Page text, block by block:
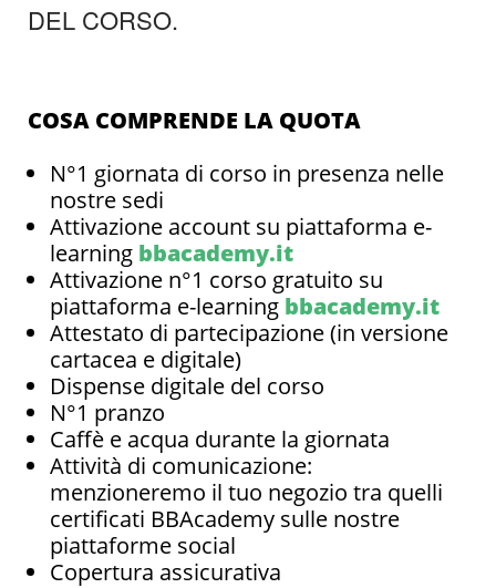
DEL CORSO.
COSA COMPRENDE LA QUOTA
N°1 giornata di corso in presenza nelle
nostre sedi
Attivazione account su piattaforma e-
learning bbacademy.it
Attivazione n°1 corso gratuito su
piattaforma e-learning bbacademy.it
Attestato di partecipazione (in versione
cartacea e digitale)
Dispense digitale del corso
N°1 pranzo
Caffè e acqua durante la giornata
Attività di comunicazione:
menzioneremo il tuo negozio tra quelli
certificati BBAcademy sulle nostre
piattaforme social
Copertura assicurativa